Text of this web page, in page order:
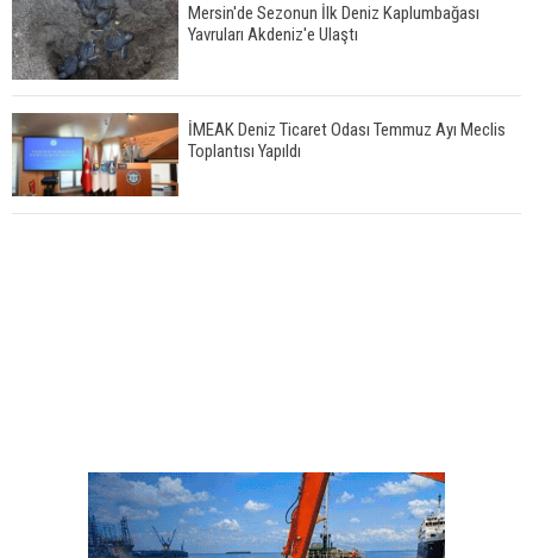
Mersin'de Sezonun İlk Deniz Kaplumbağası
Yavruları Akdeniz'e Ulaştı
İMEAK Deniz Ticaret Odası Temmuz Ayı Meclis
Toplantısı Yapıldı